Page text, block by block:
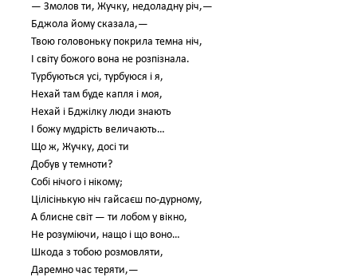
— Змолов ти, Жучку, недоладну річ,—
Бджола йому сказала,—
Твою головоньку покрила темна ніч,
І світу божого вона не розпізнала.
Турбуються усі, турбуюся і я,
Нехай там буде капля і моя,
Нехай і Бджілку люди знають
І божу мудрість величають…
Що ж, Жучку, досі ти
Добув у темноти?
Собі нічого і нікому;
Цілісінькую ніч гайсаєш по-дурному,
А блисне світ — ти лобом у вікно,
Не розуміючи, нащо і що воно…
Шкода з тобою розмовляти,
Даремно час теряти,—